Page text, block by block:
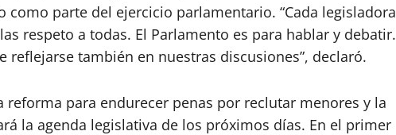
parte del ejercicio parlamentario. “Cada legisladora
respeto a todas. El Parlamento es para hablar y debatir.
reflejarse también en nuestras discusiones”, declaró.
para endurecer penas por reclutar menores y la
la agenda legislativa de los próximos días. En el primer